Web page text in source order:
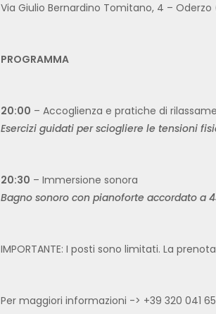
Via Giulio Bernardino Tomitano, 4 – Oderzo
PROGRAMMA
20:00 – Accoglienza e pratiche di
Esercizi guidati per sciogliere le tensioni
20:30 – Immersione sonora
Bagno sonoro con pianoforte accordato a
IMPORTANTE: I posti sono limitati. La
Per maggiori informazioni -> +39 320 041